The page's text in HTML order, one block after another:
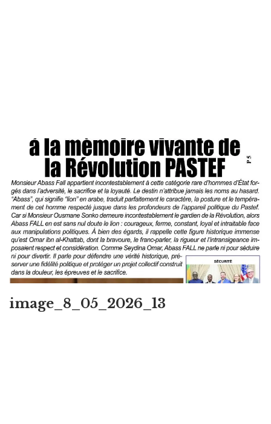
image_8_05_2026_13